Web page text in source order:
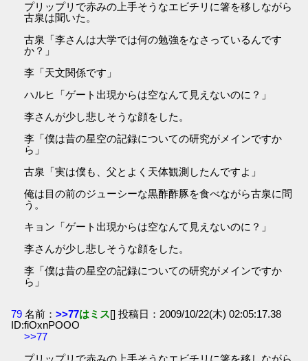
プリップリで赤みの上手そうなエビチリに箸を移しながら
古泉は聞いた。
古泉「李さんは大学では何の勉強をなさっているんです
か？」
李「天文関係です」
ハルヒ「ゲート出現からは空なんて見えないのに？」
李さんが少し悲しそうな顔をした。
李「僕は昔の星空の記録についての研究がメインですか
ら」
古泉「実は僕も、父とよく天体観測したんですよ」
俺は目の前のジューシーな黒酢酢豚を食べながら古泉に問
う。
キョン「ゲート出現からは空なんて見えないのに？」
李さんが少し悲しそうな顔をした。
李「僕は昔の星空の記録についての研究がメインですか
ら」
79 名前：>>77はミス[] 投稿日：2009/10/22(木) 02:05:17.38
ID:fiOxnPOOO
>>77